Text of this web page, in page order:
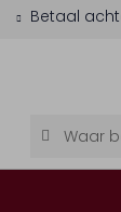
Betaal